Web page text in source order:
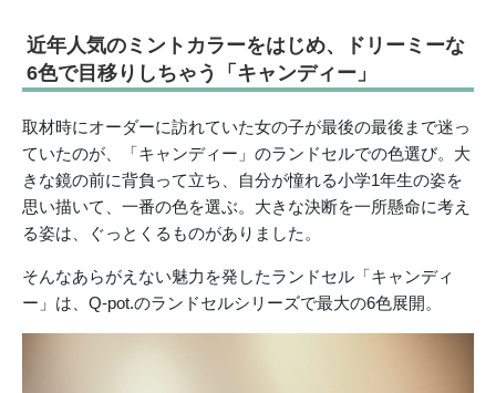
近年人気のミントカラーをはじめ、ドリーミーな
6色で目移りしちゃう「キャンディー」
取材時にオーダーに訪れていた女の子が最後の最後まで迷っ
ていたのが、「キャンディー」のランドセルでの色選び。大
きな鏡の前に背負って立ち、自分が憧れる小学1年生の姿を
思い描いて、一番の色を選ぶ。大きな決断を一所懸命に考え
る姿は、ぐっとくるものがありました。
そんなあらがえない魅力を発したランドセル「キャンディ
ー」は、Q-pot.のランドセルシリーズで最大の6色展開。